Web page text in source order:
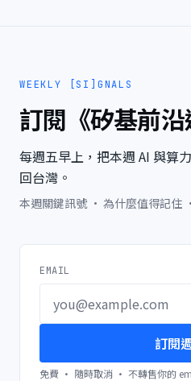
WEEKLY [SI]GNALS
訂閱《矽基前沿
每週五早上，把本週 AI 與算
回台灣。
本週關鍵訊號 · 為什麼值得記住
EMAIL
訂閱
免費 · 隨時取消 · 不轉售你的